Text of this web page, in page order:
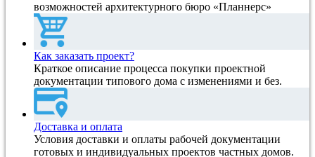
возможностей архитектурного бюро «Планнерс»
Как заказать проект?
Краткое описание процесса покупки проектной
документации типового дома с изменениями и без.
Доставка и оплата
Условия доставки и оплаты рабочей документации
готовых и индивидуальных проектов частных домов.